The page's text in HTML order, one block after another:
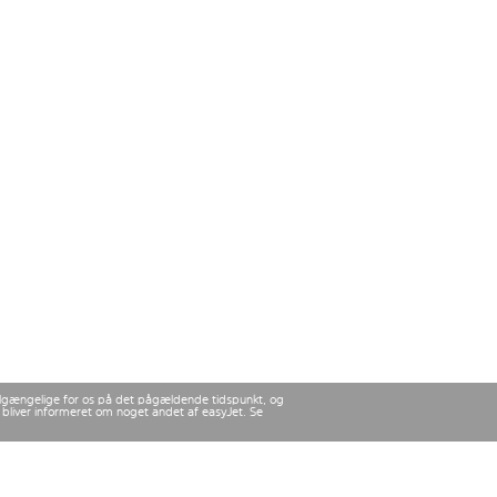
for os på det pågældende tidspunkt, og
informeret om noget andet af easyJet. Se